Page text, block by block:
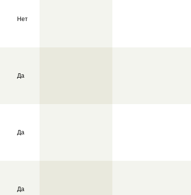
Нет
Да
Да
Да